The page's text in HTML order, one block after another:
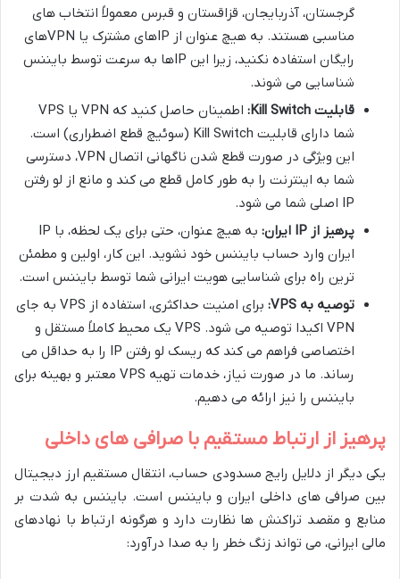
گرجستان، آذربایجان، قزاقستان و قبرس معمولاً انتخاب های
مناسبی هستند. به هیچ عنوان از IPهای مشترک یا VPNهای
رایگان استفاده نکنید، زیرا این IPها به سرعت توسط بایننس
شناسایی می شوند.
قابلیت Kill Switch:
اطمینان حاصل کنید که VPN یا VPS
شما دارای قابلیت Kill Switch (سوئیچ قطع اضطراری) است.
این ویژگی در صورت قطع شدن ناگهانی اتصال VPN، دسترسی
شما به اینترنت را به طور کامل قطع می کند و مانع از لو رفتن
IP اصلی شما می شود.
پرهیز از IP ایران:
به هیچ عنوان، حتی برای یک لحظه، با IP
ایران وارد حساب بایننس خود نشوید. این کار، اولین و مطمئن
ترین راه برای شناسایی هویت ایرانی شما توسط بایننس است.
توصیه به VPS:
برای امنیت حداکثری، استفاده از VPS به جای
VPN اکیدا توصیه می شود. VPS یک محیط کاملاً مستقل و
اختصاصی فراهم می کند که ریسک لو رفتن IP را به حداقل می
رساند. ما در صورت نیاز، خدمات تهیه VPS معتبر و بهینه برای
بایننس را نیز ارائه می دهیم.
پرهیز از ارتباط مستقیم با صرافی های داخلی
یکی دیگر از دلایل رایج مسدودی حساب، انتقال مستقیم ارز دیجیتال
بین صرافی های داخلی ایران و بایننس است. بایننس به شدت بر
منابع و مقصد تراکنش ها نظارت دارد و هرگونه ارتباط با نهادهای
مالی ایرانی، می تواند زنگ خطر را به صدا درآورد: